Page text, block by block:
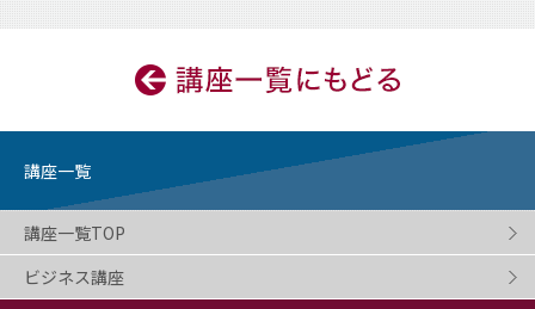
講座一覧
講座一覧TOP
ビジネス講座